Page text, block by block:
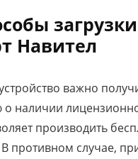
Навител
важно
наличии
производить
противном случае,